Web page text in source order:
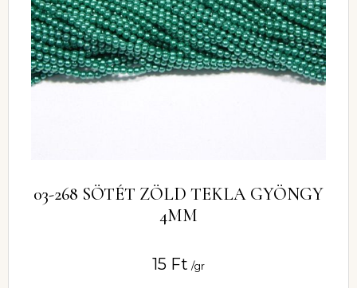
03-268 SÖTÉT ZÖLD TEKLA GYÖNGY
4MM
15 Ft /gr